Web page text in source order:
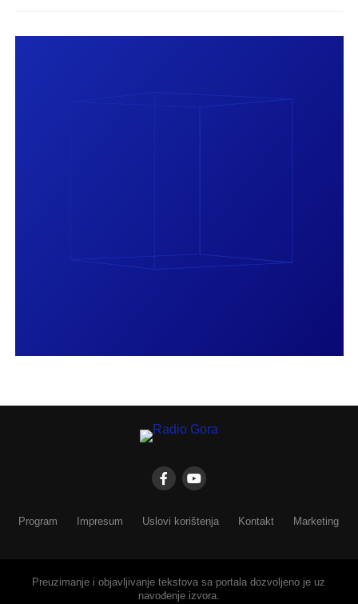
Program Impresum Uslovi korištenja Kontakt Marketing
Preuzimanje i objavljivanje tekstova sa portala dozvoljeno je uz
navođenje izvora.